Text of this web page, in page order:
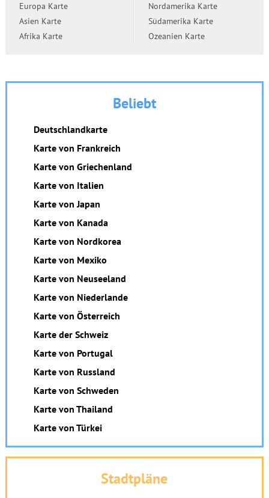
Europa Karte
Asien Karte
Afrika Karte
Nordamerika Karte
Südamerika Karte
Ozeanien Karte
Beliebt
Deutschlandkarte
Karte von Frankreich
Karte von Griechenland
Karte von Italien
Karte von Japan
Karte von Kanada
Karte von Nordkorea
Karte von Mexiko
Karte von Neuseeland
Karte von Niederlande
Karte von Österreich
Karte der Schweiz
Karte von Portugal
Karte von Russland
Karte von Schweden
Karte von Thailand
Karte von Türkei
Stadtpläne